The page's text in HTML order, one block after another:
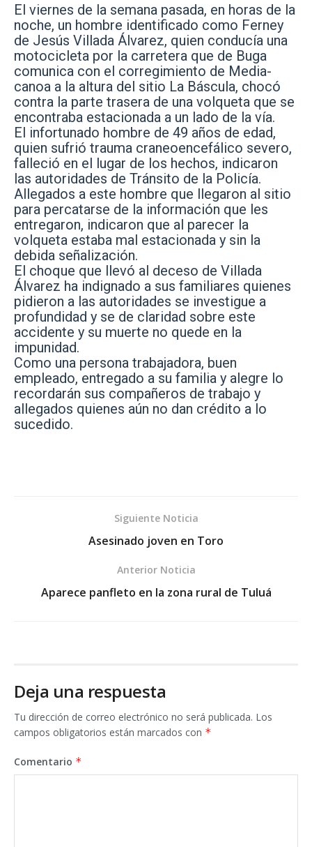
El viernes de la semana pasada, en horas de la
noche, un hombre identificado como Ferney
de Jesús Villada Álvarez, quien conducía una
motocicleta por la carretera que de Buga
comunica con el corregimiento de Media-
canoa a la altura del sitio La Báscula, chocó
contra la parte trasera de una volqueta que se
encontraba estacionada a un lado de la vía.
El infortunado hombre de 49 años de edad,
quien sufrió trauma craneoencefálico severo,
falleció en el lugar de los hechos, indicaron
las autoridades de Tránsito de la Policía.
Allegados a este hombre que llegaron al sitio
para percatarse de la información que les
entregaron, indicaron que al parecer la
volqueta estaba mal estacionada y sin la
debida señalización.
El choque que llevó al deceso de Villada
Álvarez ha indignado a sus familiares quienes
pidieron a las autoridades se investigue a
profundidad y se de claridad sobre este
accidente y su muerte no quede en la
impunidad.
Como una persona trabajadora, buen
empleado, entregado a su familia y alegre lo
recordarán sus compañeros de trabajo y
allegados quienes aún no dan crédito a lo
sucedido.
Siguiente Noticia
Asesinado joven en Toro
Anterior Noticia
Aparece panfleto en la zona rural de Tuluá
Deja una respuesta
Tu dirección de correo electrónico no será publicada. Los
campos obligatorios están marcados con *
Comentario *